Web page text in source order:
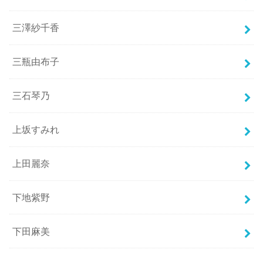
三澤紗千香
三瓶由布子
三石琴乃
上坂すみれ
上田麗奈
下地紫野
下田麻美